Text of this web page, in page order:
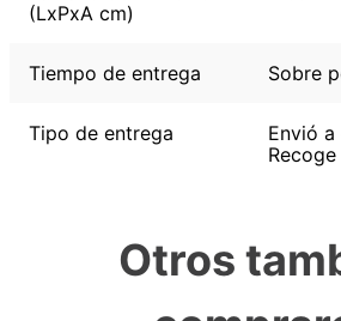
(LxPxA cm)
Tiempo de entrega Sobre
Tipo de entrega
Envió
Otros